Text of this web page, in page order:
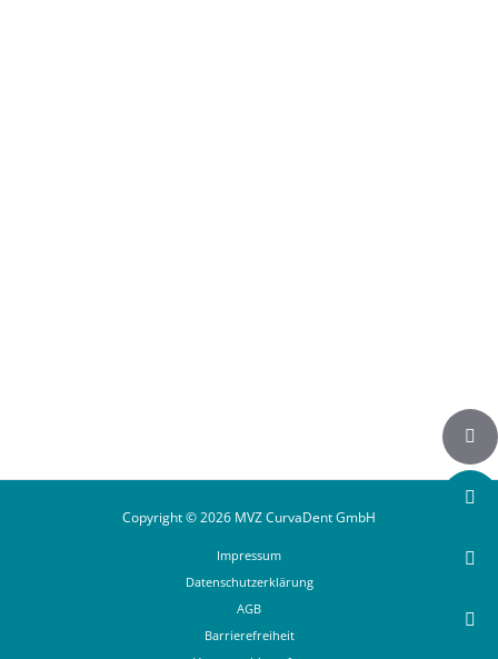
Copyright © 2026 MVZ CurvaDent GmbH
Impressum
Datenschutzerklärung
AGB
Barrierefreiheit